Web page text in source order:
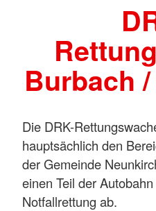
Burbach
Die DRK-
hauptsächlich den
der Gemeinde
einen Teil der
Notfallrettung ab.